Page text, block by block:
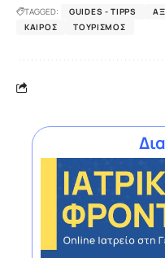
TAGGED: GUIDES - TIPPS
ΚΑΙΡΌΣ
ΤΟΥΡΙΣΜΌΣ